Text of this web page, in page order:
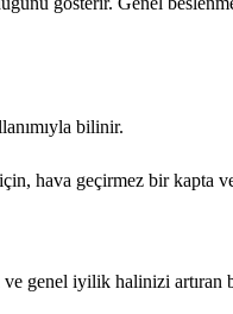
bilinir.
hava geçirmez bir kapta
ve genel iyilik halinizi